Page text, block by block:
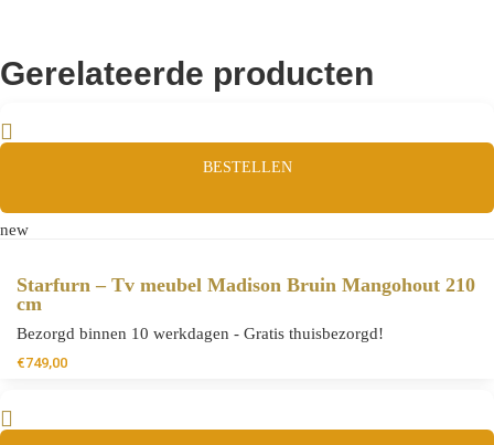
Gerelateerde producten
BESTELLEN
new
Starfurn – Tv meubel Madison Bruin Mangohout 210
cm
Bezorgd binnen 10 werkdagen - Gratis thuisbezorgd!
€749,00